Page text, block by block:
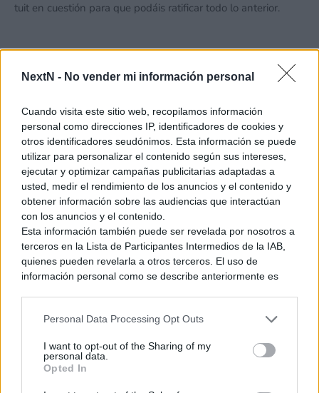
NextN - No vender mi información personal
Cuando visita este sitio web, recopilamos información
personal como direcciones IP, identificadores de cookies y
otros identificadores seudónimos. Esta información se puede
utilizar para personalizar el contenido según sus intereses,
ejecutar y optimizar campañas publicitarias adaptadas a
usted, medir el rendimiento de los anuncios y el contenido y
obtener información sobre las audiencias que interactúan
con los anuncios y el contenido.
Esta información también puede ser revelada por nosotros a
terceros en la Lista de Participantes Intermedios de la IAB,
quienes pueden revelarla a otros terceros. El uso de
información personal como se describe anteriormente es
generamos contenido relevante para nuestra audiencia.
recopilación y uso de datos en nuestra Política de
Privacidad.
Personal Data Processing Opt Outs
I want to opt-out of the Sharing of my
personal data.
Opted In
tuit en cuestión para que podáis ratificar todo lo anterior.
Edition includes the game in the
standard case, a SteelBook case,
and a large Genesis clamshell that
will fit both cases inside! It’s
available in an open pre-order
starting at 10am ET on March 20 on
https://t.co/5Lksol4sqo
pic.twitter.com/4cpYXti3tu
— Limited Run Games
(@LimitedRunGames)March 16,
2020